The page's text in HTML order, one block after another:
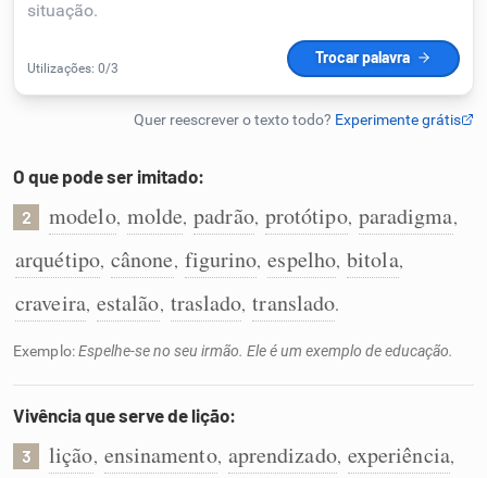
Cata-letras
Dicionário
Sinônimos
O que pode ser imitado:
2 modelo, molde, padrão, protótipo, paradigma,
arquétipo, cânone, figurino, espelho, bitola,
craveira, estalão, traslado, translado.
Exemplo:Espelhe-se no seu irmão. Ele é um exemplo de educação.
Vivência que serve de lição:
3 lição, ensinamento, aprendizado, experiência,